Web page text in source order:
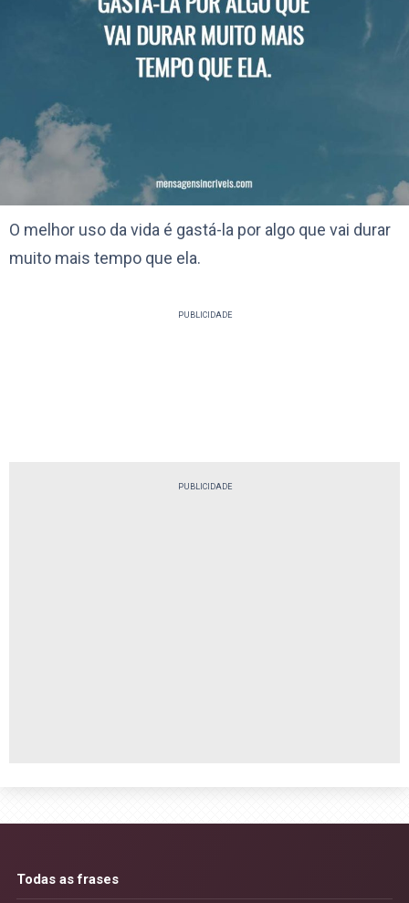
O melhor uso da vida é gastá-la por algo que vai durar
muito mais tempo que ela.
PUBLICIDADE
PUBLICIDADE
Todas as frases